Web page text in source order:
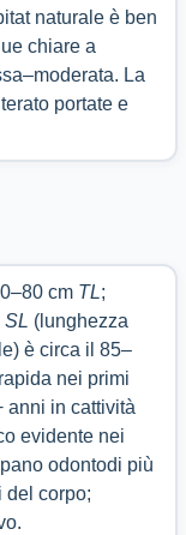
naturale è ben
chiare a
La
portate e
cm TL;
SL (lunghezza
è circa il 85–
nei primi
anni in cattività
evidente nei
odontodi più
del corpo;